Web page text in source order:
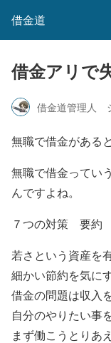
借金道
借金アリで
借金道管理人
無職で借金がある
無職で借金ってい
んですよね。
７つの対策 要約
若さという資産を
細かい節約を気に
借金の問題は収入
自分のやりたい事
まず働こうとりあ